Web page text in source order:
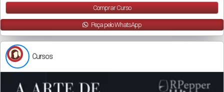
Comprar Curso
Peça pelo WhatsApp
Cursos